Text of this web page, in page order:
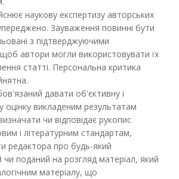
наукову експертизу авторських
Зауваження повинні бути
з підтверджуючими
автори могли використовувати їх
статті. Персональна критика
давати об'єктивну і
оцінку викладеним результатам
чи відповідає рукопис
і літературним стандартам,
редактора про будь-який
чи поданий на розгляд матеріал, який
матеріалу, що